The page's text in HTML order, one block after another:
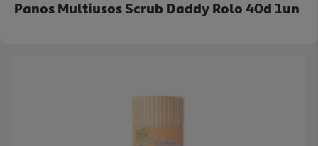
Panos Multiusos Scrub Daddy Rolo 40d 1un